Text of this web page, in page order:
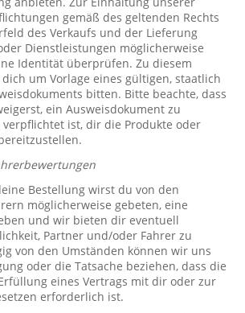
gemäß des geltenden Rechts
des Verkaufs und der Lieferung
Dienstleistungen möglicherweise
Identität überprüfen. Zu diesem
um Vorlage eines gültigen, staatlich
bitten. Bitte beachte, dass
ein Ausweisdokument zu
ist, dir die Produkte oder
Bestellung wirst du von den
möglicherweise gebeten, eine
und wir bieten dir eventuell
Partner und/oder Fahrer zu
von den Umständen können wir uns
oder die Tatsache beziehen, dass die
eines Vertrags mit dir oder zur
erforderlich ist.